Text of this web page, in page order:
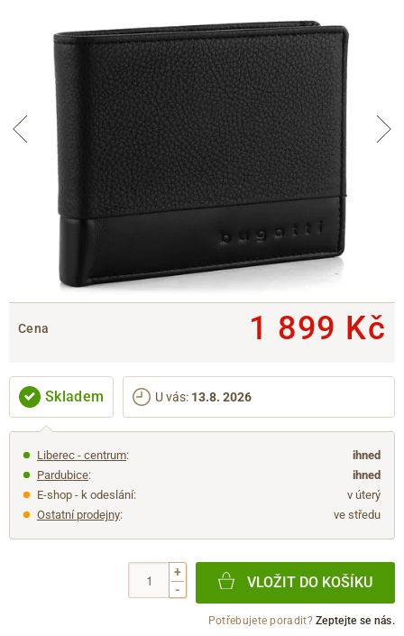
Cena 1 899 Kč
Skladem U vás: 13.8. 2026
Liberec - centrum:
ihned
Pardubice:
ihned
E-shop - k odeslání:
v úterý
Ostatní prodejny: ve středu
+
-
VLOŽIT DO KOŠÍKU
Potřebujete poradit?Zeptejte se nás.